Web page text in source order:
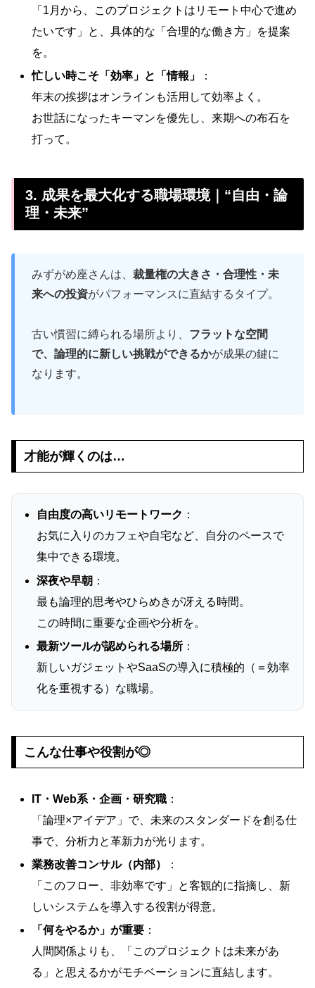
「1月から、このプロジェクトはリモート中心で進め
たいです」と、具体的な「合理的な働き方」を提案
を。
忙しい時こそ「効率」と「情報」
：
年末の挨拶はオンラインも活用して効率よく。
お世話になったキーマンを優先し、来期への布石を
打って。
3. 成果を最大化する職場環境｜“自由・論
理・未来”
みずがめ座さんは、 裁量権の大きさ・合理性・未
来への投資がパフォーマンスに直結するタイプ。
古い慣習に縛られる場所より、 フラットな空間
で、論理的に新しい挑戦ができるかが成果の鍵に
なります。
才能が輝くのは…
自由度の高いリモートワーク ：
お気に入りのカフェや自宅など、自分のペースで
集中できる環境。
深夜や早朝 ：
最も論理的思考やひらめきが冴える時間。
この時間に重要な企画や分析を。
最新ツールが認められる場所 ：
新しいガジェットやSaaSの導入に積極的（＝効率
化を重視する）な職場。
こんな仕事や役割が◎
IT・Web系・企画・研究職 ：
「論理×アイデア」で、未来のスタンダードを創る仕
事で、分析力と革新力が光ります。
業務改善コンサル（内部）
：
「このフロー、非効率です」と客観的に指摘し、新
しいシステムを導入する役割が得意。
「何をやるか」が重要 ：
人間関係よりも、「このプロジェクトは未来があ
る」と思えるかがモチベーションに直結します。